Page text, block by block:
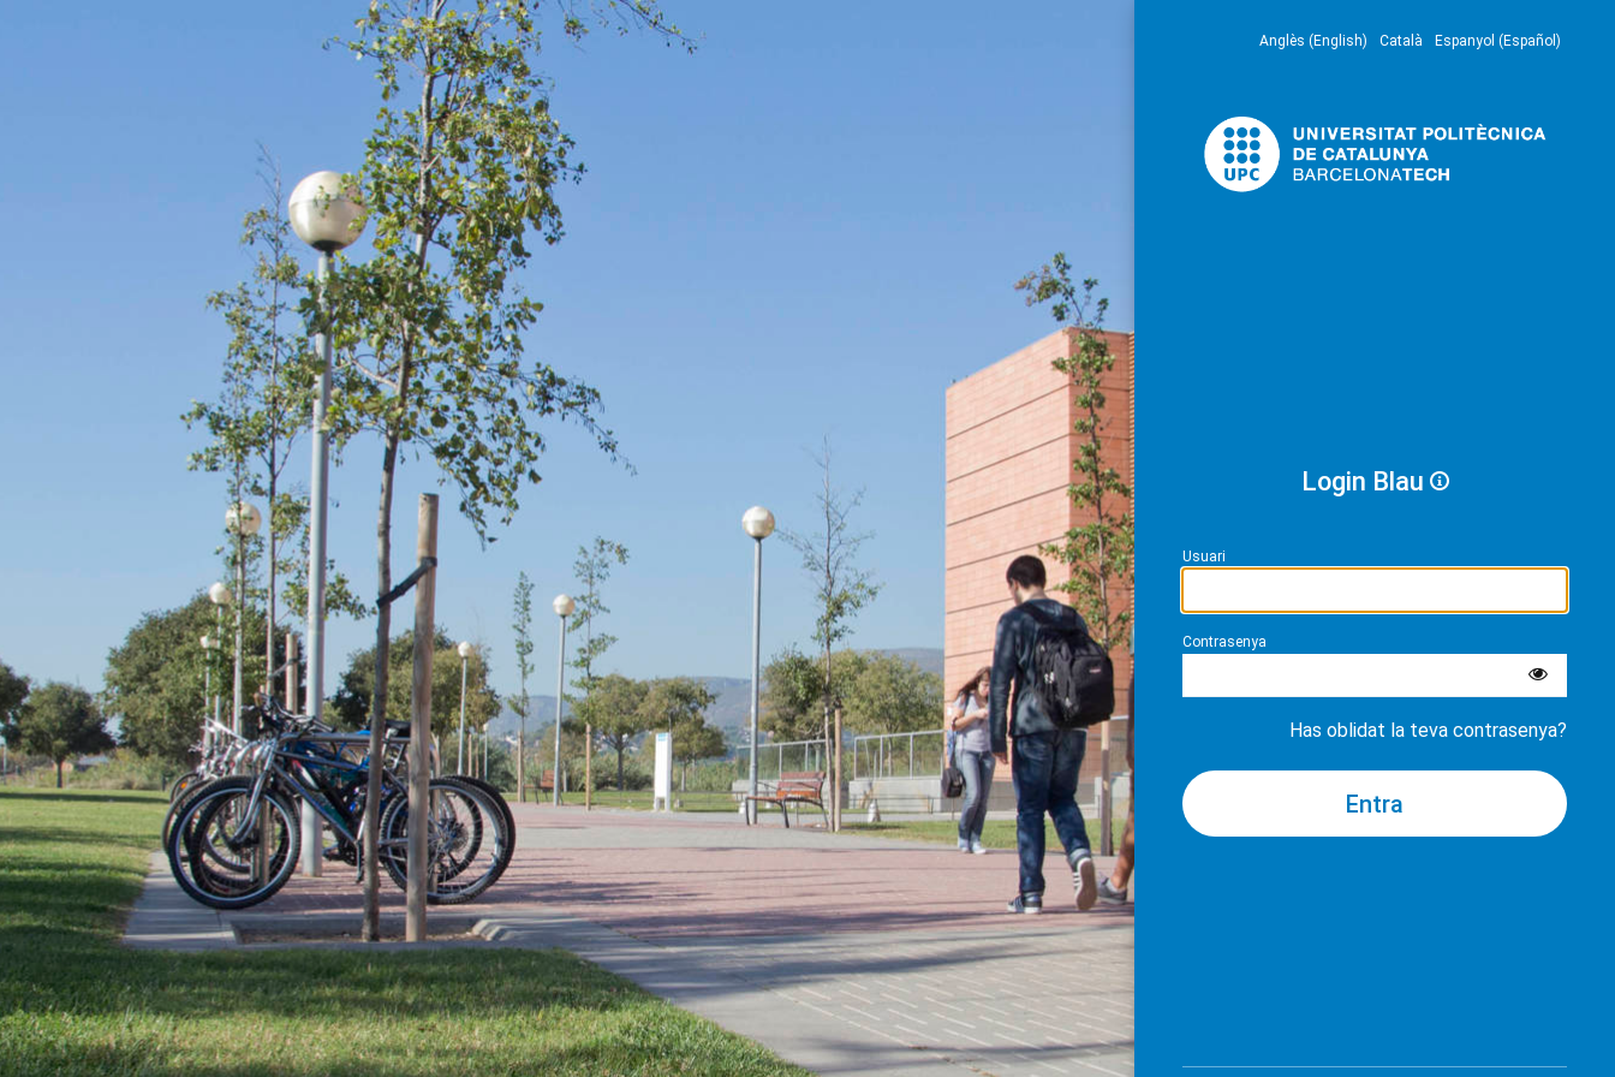
Anglès (English) Català Espanyol (Español)
Login Blau
Usuari
Contrasenya
Has oblidat la teva contrasenya?